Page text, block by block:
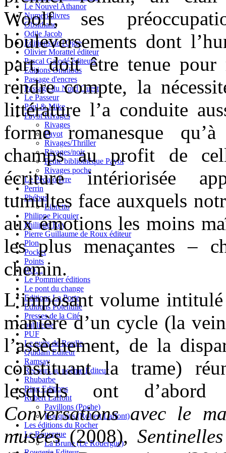
Le Nouvel Athanor
Numeriklivres
Obsidiane
Odile Jacob
Editions de l'Ogre
Olivier Morattel éditeur
Pascal Galodé éditeurs
Editions Omnibus
Passage d'encres
Passage du Nord Ouest
Le Passeur
Paul & Mike
Payot Rivages
Rivages
Payot
Rivages/Thriller
Rivages/noir
Petite bibliothèque Payot
Rivages poche
Le Pédalo Ivre
Perrin
Phébus
Libretto
Philippe Picquier
Philippe Rey
Pierre Guillaume de Roux éditeur
Plon
Pocket
Points
P.O.L
Le Pommier éditions
Le pont du change
Editions La Porte
Editions Potentille
Presses de la Cité
publie.net
PUF
Le puits de Roulle
Quidam Editeur
Ramsay
Recours au poème Editeur
Rhubarbe
Ring Editions
Robert Laffont
Pavillons (Poche)
Bouquins (Robert Laffont)
Les éditions du Rocher
Le Rouergue
La Brune (Le Rouergue)
Woolf, ses
bouleversements dont
part, doit être tenue pour
rendre compte, la
littérature l’a conduite
forme romanesque
champs au profit de
écriture intériorisée
tumultes face auxquels
aux émotions les moins
les plus menaçantes –
chemin.
L’imposant volume intitulé
manière d’un cycle (la
l’assèchement, de la
constituant la trame)
lesquels ont
Conversations avec le
musées(2008),Sentinelles